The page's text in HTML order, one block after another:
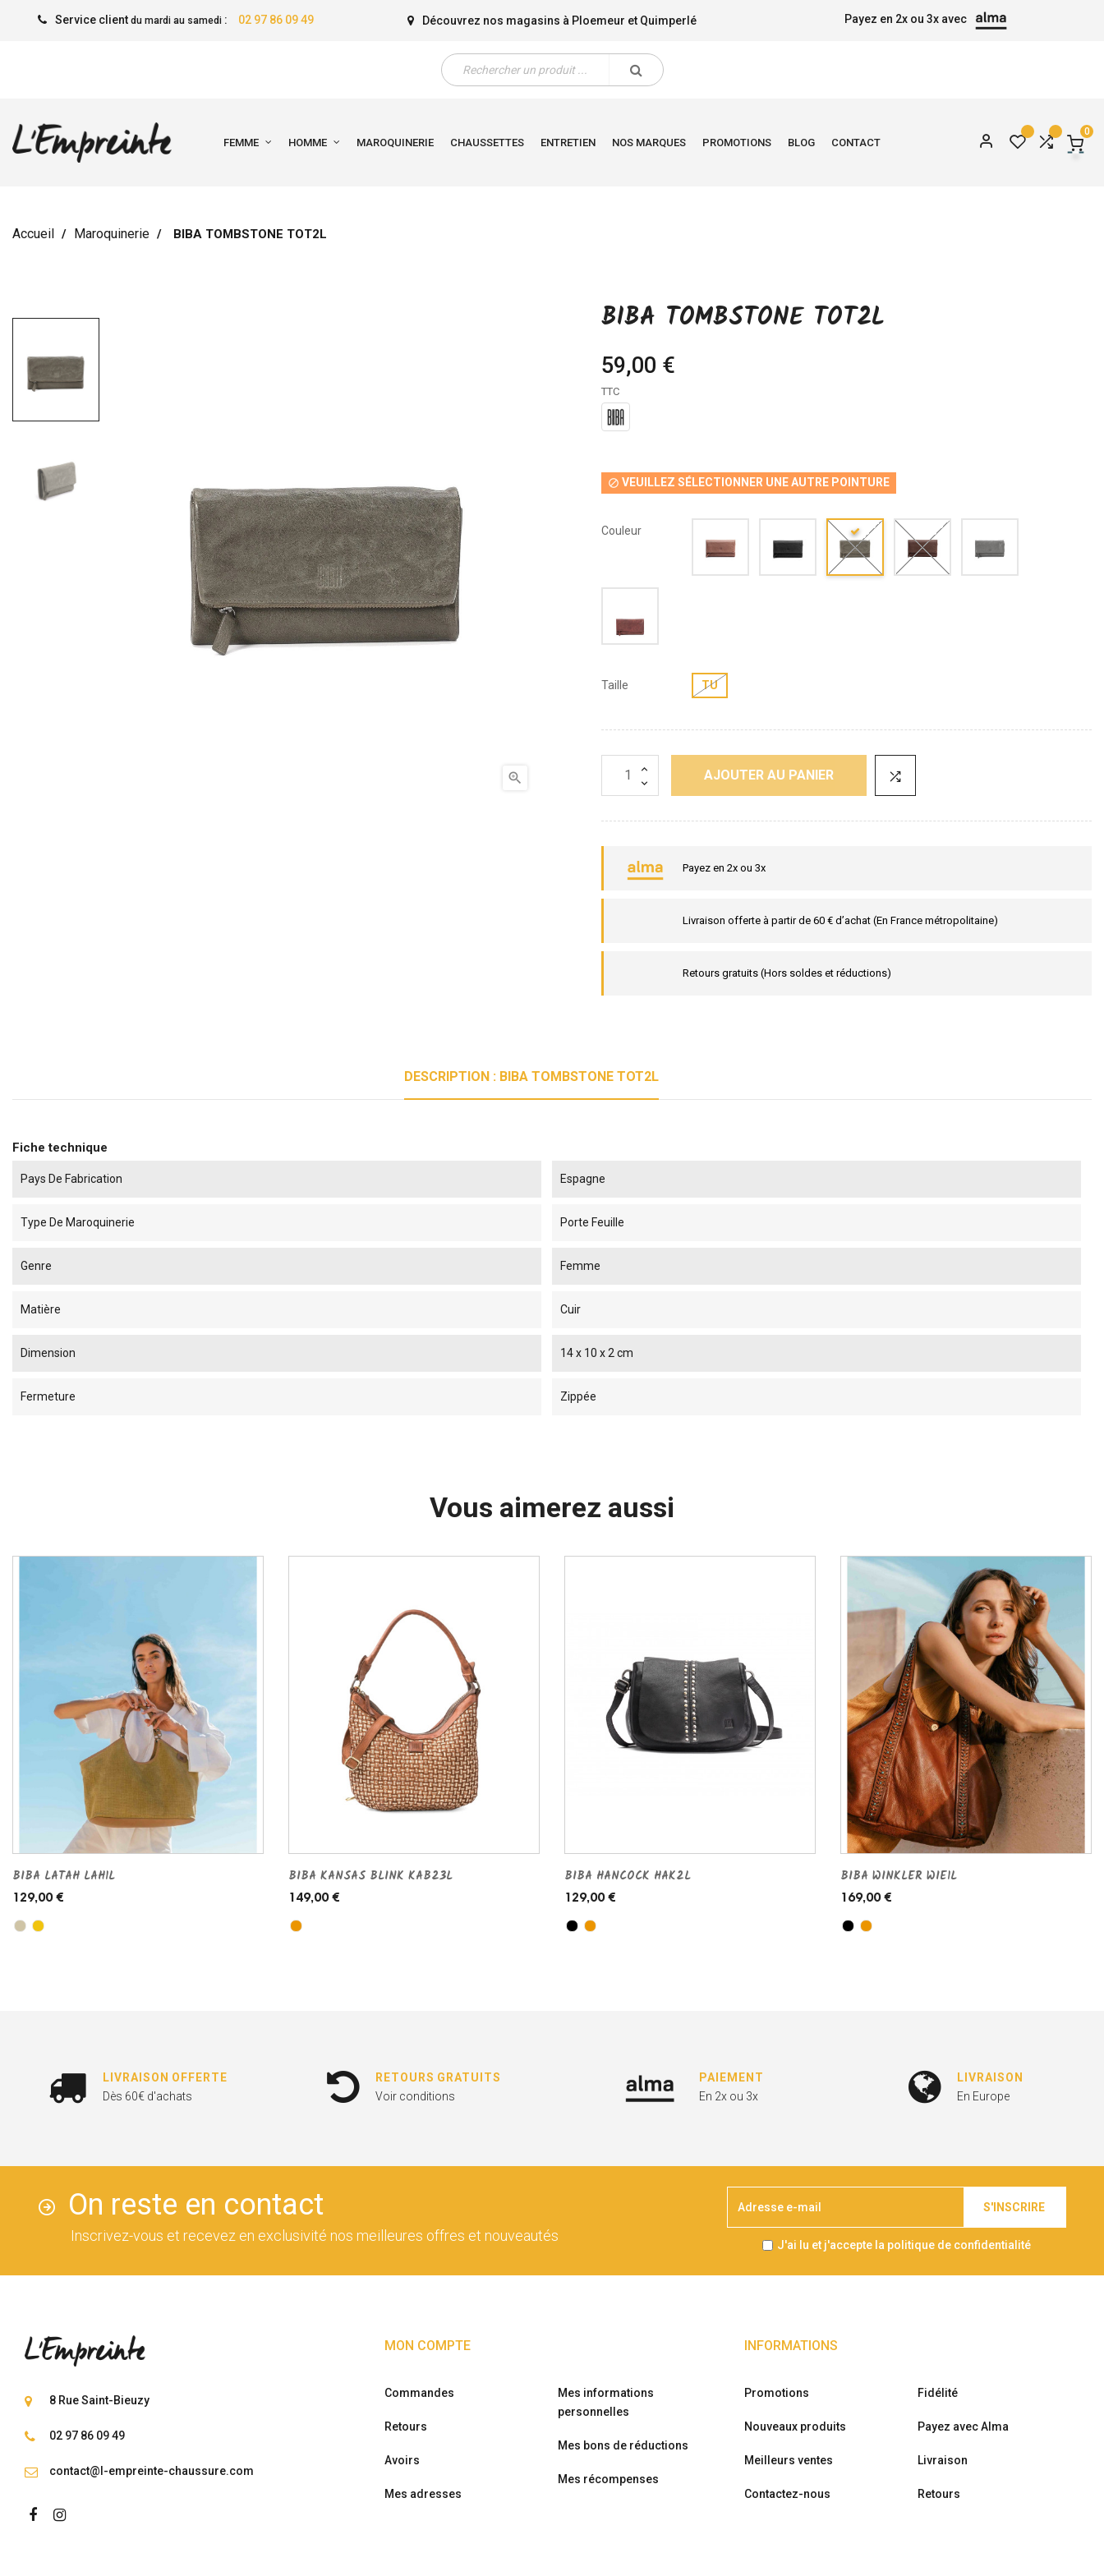
Service client du mardi au samedi: 02 97 86 09 49 Découvrez nos magasins à Ploemeur et Quimperlé Payez en 2x ou 3x avec
FEMME HOMME MAROQUINERIE CHAUSSETTES ENTRETIEN NOS MARQUES PROMOTIONS BLOG CONTACT
0
Accueil Maroquinerie BIBA TOMBSTONE TOT2L

BIBA TOMBSTONE TOT2L
59,00 €
TTC
 VEUILLEZ SÉLECTIONNER UNE AUTRE POINTURE
Couleur
Taille TU
AJOUTER AU PANIER
Payez en 2x ou 3x
Livraison offerte à partir de 60 € d’achat (En France métropolitaine)
Retours gratuits (Hors soldes et réductions)
DESCRIPTION : BIBA TOMBSTONE TOT2L
Fiche technique
Pays De Fabrication Espagne
Type De Maroquinerie Porte Feuille
Genre Femme
Matière Cuir
Dimension 14 x 10 x 2 cm
Fermeture Zippée
Vous aimerez aussi
BIBA LATAH LAH1L
129,00 €
BIBA KANSAS BLINK KAB23L
149,00 €
BIBA HANCOCK HAK2L
129,00 €
BIBA WINKLER WIE1L
169,00 €
LIVRAISON OFFERTE
Dès 60€ d'achats
RETOURS GRATUITS
Voir conditions
PAIEMENT
En 2x ou 3x
LIVRAISON
En Europe
On reste en contact
Inscrivez-vous et recevez en exclusivité nos meilleures offres et nouveautés
S'INSCRIRE
J'ai lu et j'accepte la politique de confidentialité
8 Rue Saint-Bieuzy
02 97 86 09 49
contact@l-empreinte-chaussure.com
MON COMPTE
Commandes
Retours
Avoirs
Mes adresses
Mes informations
personnelles
Mes bons de réductions
Mes récompenses
INFORMATIONS
Promotions
Nouveaux produits
Meilleurs ventes
Contactez-nous
Fidélité
Payez avec Alma
Livraison
Retours